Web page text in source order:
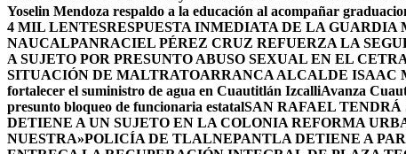
Yoselin Mendoza respaldo a la educación al acompañar
4 MIL LENTESRESPUESTA INMEDIATA DE LA GUARDIA
NAUCALPANRACIEL PÉREZ CRUZ REFUERZA LA
A SUJETO POR PRESUNTO ABUSO SEXUAL EN EL
SITUACIÓN DE MALTRATOARRANCA ALCALDE ISAAC
fortalecer el suministro de agua en Cuautitlán IzcalliAvanza
presunto bloqueo de funcionaria estatalSAN RAFAEL TENDRÁ
DETIENE A UN SUJETO EN LA COLONIA REFORMA
NUESTRA»POLICÍA DE TLALNEPANTLA DETIENE A